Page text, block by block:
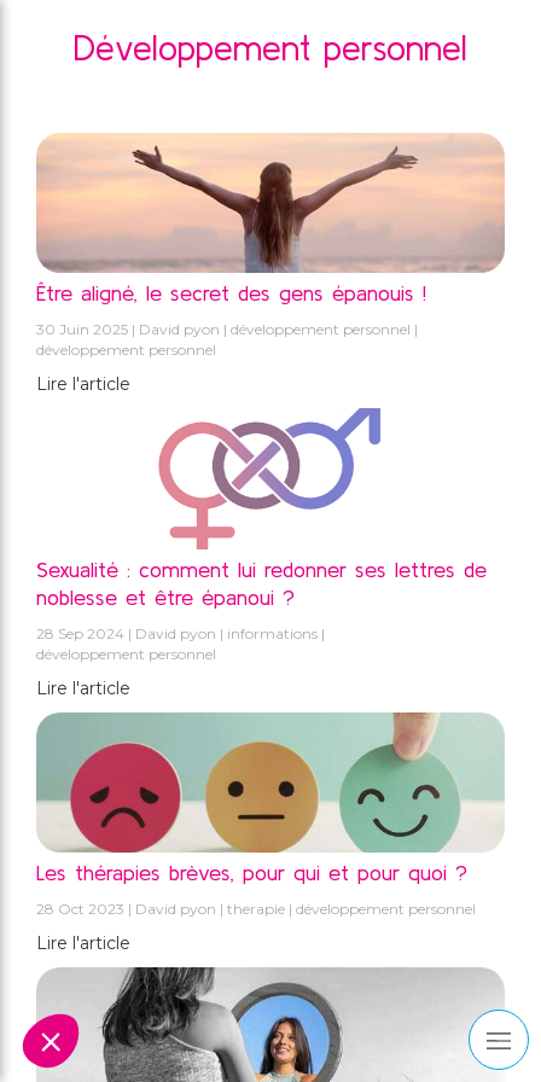
Développement personnel
Être aligné, le secret des gens épanouis !
30 Juin 2025 David pyon
développement personnel
développement personnel
Lire l'article
Sexualité : comment lui redonner ses lettres de
noblesse et être épanoui ?
28 Sep 2024 David pyon
informations
développement personnel
Lire l'article
Les thérapies brèves, pour qui et pour quoi ?
28 Oct 2023 David pyon therapie développement personnel
Lire l'article